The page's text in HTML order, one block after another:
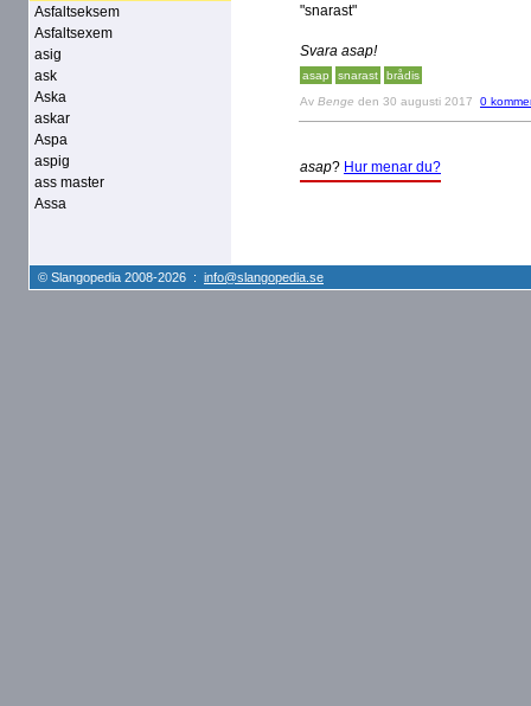
Asfaltseksem
Asfaltsexem
asig
ask
Aska
askar
Aspa
aspig
ass master
Assa
"snarast"
Svara asap!
asap snarast brådis
Av Benge den 30 augusti 2017 0
asap? Hur menar du?
© Slangopedia 2008-2026 : info@slangopedia.se